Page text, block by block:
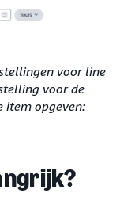
voor line
voor de
opgeven: